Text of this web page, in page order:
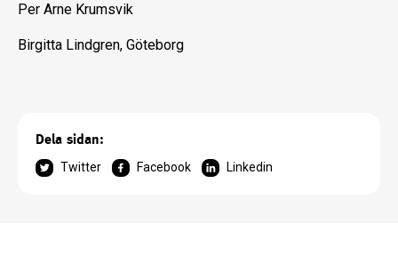
Per Arne Krumsvik
Birgitta Lindgren, Göteborg
Dela sidan:
Twitter Facebook Linkedin